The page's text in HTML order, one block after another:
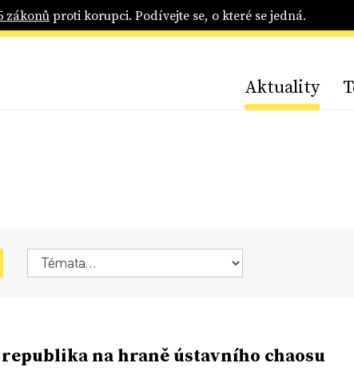
zákonůproti korupci. Podívejte se, o které se jedná.
Aktuality
republika na hraně ústavního chaosu